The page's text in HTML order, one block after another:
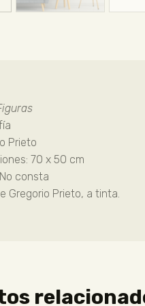
Prieto
70 x 50 cm
consta
Gregorio Prieto, a tinta.